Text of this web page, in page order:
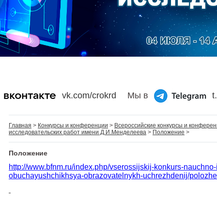
vk.com/crokrd Мы в
Главная > Конкурсы и конференции > Всероссийские конкурсы и
исследовательских работ имени Д.И.Менделеева > Положение >
Положение
http://www.bfnm.ru/index.php/vserossijskij-konkurs-
obuchayushchikhsya-obrazovatelnykh-uchrezhdenij/